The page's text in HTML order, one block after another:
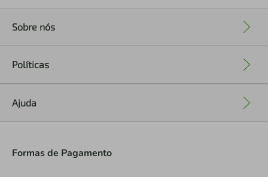
Sobre nós
Políticas
Ajuda
Formas de Pagamento